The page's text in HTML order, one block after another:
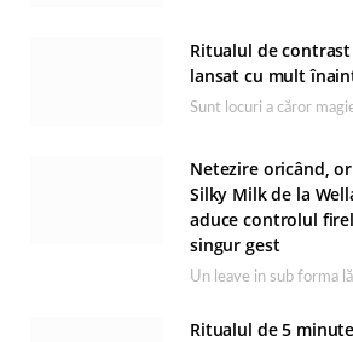
Ritualul de
lansat cu mult
Netezire oricând,
Silky Milk de la
aduce controlul
singur gest
Ritualul de 5